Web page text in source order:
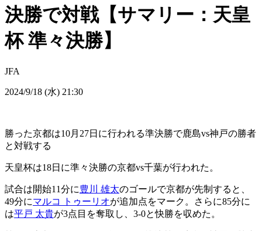
決勝で対戦【サマリー：天皇
杯 準々決勝】
JFA
2024/9/18 (水) 21:30
勝った京都は10月27日に行われる準決勝で鹿島vs神戸の勝者
と対戦する
天皇杯は18日に準々決勝の京都vs千葉が行われた。
試合は開始11分に豊川 雄太のゴールで京都が先制すると、
49分にマルコ トゥーリオが追加点をマーク。さらに85分に
は平戸 太貴が3点目を奪取し、3-0と快勝を収めた。